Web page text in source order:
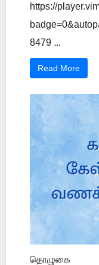
https://
8479 ...
Read More
தொழுகை